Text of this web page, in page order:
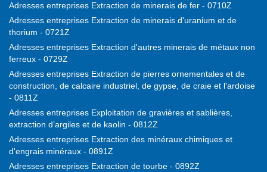
Adresses entreprises Extraction de minerais de fer - 0710Z
Adresses entreprises Extraction de minerais d'uranium et de
thorium - 0721Z
Adresses entreprises Extraction d'autres minerais de métaux non
ferreux - 0729Z
Adresses entreprises Extraction de pierres ornementales et de
construction, de calcaire industriel, de gypse, de craie et l'ardoise
- 0811Z
Adresses entreprises Exploitation de gravières et sablières,
extraction d’argiles et de kaolin - 0812Z
Adresses entreprises Extraction des minéraux chimiques et
d'engrais minéraux - 0891Z
Adresses entreprises Extraction de tourbe - 0892Z